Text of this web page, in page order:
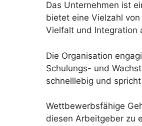
Das Unternehmen ist
bietet eine Vielzahl von
Vielfalt und Integration
Die Organisation
Schulungs- und
schnelllebig und
Wettbewerbsfähige
diesen Arbeitgeber zu